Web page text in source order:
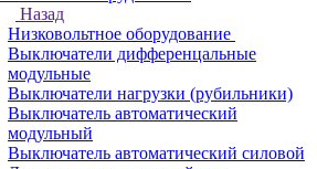
Назад
Низковольтное оборудование
Выключатели дифференцальные
модульные
Выключатели нагрузки (рубильники)
Выключатель автоматический
модульный
Выключатель автоматический силовой